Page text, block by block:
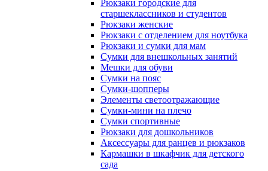
Рюкзаки городские для
старшеклассников и студентов
Рюкзаки женские
Рюкзаки с отделением для ноутбука
Рюкзаки и сумки для мам
Сумки для внешкольных занятий
Мешки для обуви
Сумки на пояс
Сумки-шопперы
Элементы светоотражающие
Сумки-мини на плечо
Сумки спортивные
Рюкзаки для дошкольников
Аксессуары для ранцев и рюкзаков
Кармашки в шкафчик для детского
сада